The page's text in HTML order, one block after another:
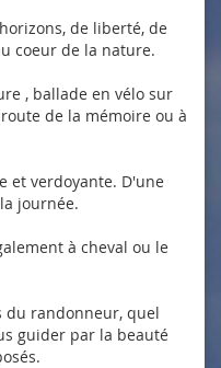
de liberté, de
coeur de la nature.
, ballade en vélo sur
de la mémoire ou à
et verdoyante. D'une
journée.
à cheval ou le
du randonneur, quel
guider par la beauté